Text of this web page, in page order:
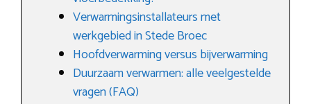
Verwarmingsinstallateurs met
werkgebied in Stede Broec
Hoofdverwarming versus bijverwarming
Duurzaam verwarmen: alle veelgestelde
vragen (FAQ)